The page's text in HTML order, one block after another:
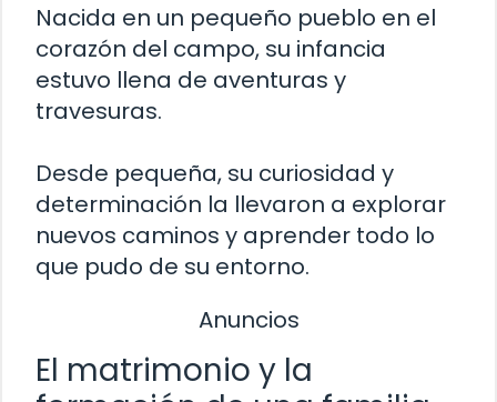
Nacida en un pequeño pueblo en el
corazón del campo, su infancia
estuvo llena de aventuras y
travesuras.
Desde pequeña, su curiosidad y
determinación la llevaron a explorar
nuevos caminos y aprender todo lo
que pudo de su entorno.
Anuncios
El matrimonio y la